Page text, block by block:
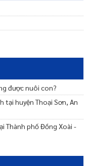
được nuôi con?
tại huyện Thoại Sơn, An
Thành phố Đồng Xoài -